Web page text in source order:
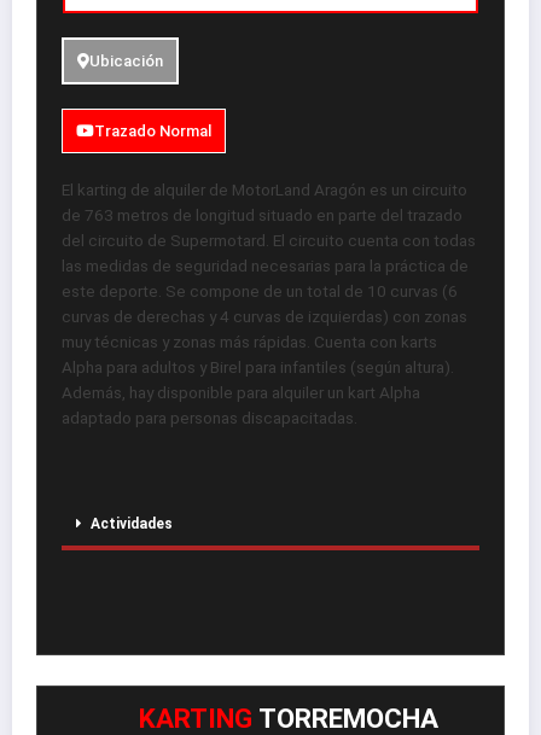
Ubicación
Trazado Normal
El karting de alquiler de MotorLand Aragón es un circuito
de 763 metros de longitud situado en parte del trazado
del circuito de Supermotard. El circuito cuenta con todas
las medidas de seguridad necesarias para la práctica de
este deporte. Se compone de un total de 10 curvas (6
curvas de derechas y 4 curvas de izquierdas) con zonas
muy técnicas y zonas más rápidas. Cuenta con karts
Alpha para adultos y Birel para infantiles (según altura).
Además, hay disponible para alquiler un kart Alpha
adaptado para personas discapacitadas.
Actividades
KARTING TORREMOCHA